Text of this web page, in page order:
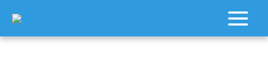
Inhalt
springen
Main